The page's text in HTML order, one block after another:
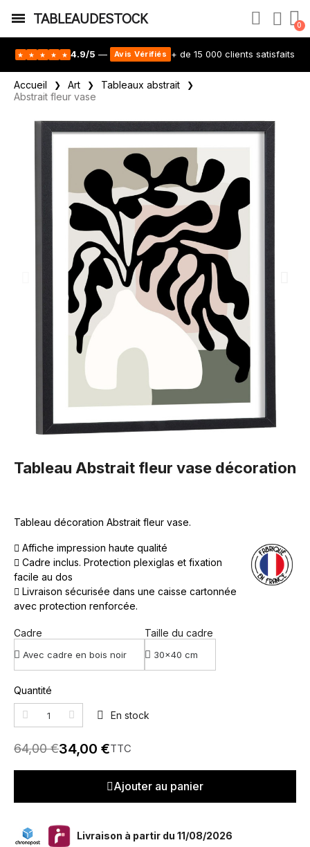
TABLEAUDESTOCK
★ ★ ★ ★ ★ 4.9/5 — Avis Vérifiés + de 15 000 clients satisfaits
Accueil Art
Tableaux abstrait
Abstrait fleur vase
Tableau Abstrait fleur vase décoration
Tableau décoration Abstrait fleur vase.
Affiche impression haute qualité
Cadre inclus. Protection plexiglas et fixation
facile au dos
Livraison sécurisée dans une caisse cartonnée
avec protection renforcée.
Cadre Taille du cadre
Quantité
En stock
64,00 €34,00 €TTC
Ajouter au panier
Livraison à partir du 11/08/2026